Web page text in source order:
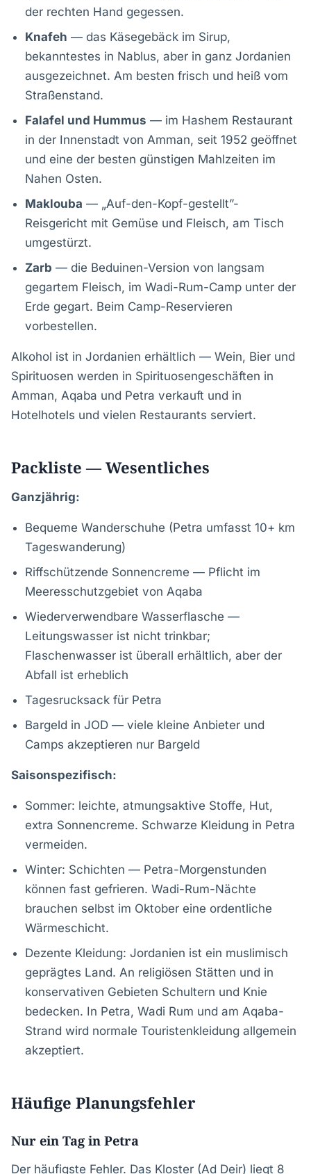
der rechten Hand gegessen.
Knafeh — das Käsegebäck im Sirup,
bekanntestes in Nablus, aber in ganz Jordanien
ausgezeichnet. Am besten frisch und heiß vom
Straßenstand.
Falafel und Hummus — im Hashem Restaurant
in der Innenstadt von Amman, seit 1952 geöffnet
und eine der besten günstigen Mahlzeiten im
Nahen Osten.
Maklouba — „Auf-den-Kopf-gestellt”-
Reisgericht mit Gemüse und Fleisch, am Tisch
umgestürzt.
Zarb — die Beduinen-Version von langsam
gegartem Fleisch, im Wadi-Rum-Camp unter der
Erde gegart. Beim Camp-Reservieren
vorbestellen.
Alkohol ist in Jordanien erhältlich — Wein, Bier und
Spirituosen werden in Spirituosengeschäften in
Amman, Aqaba und Petra verkauft und in
Hotelhotels und vielen Restaurants serviert.
Packliste — Wesentliches
Ganzjährig:
Bequeme Wanderschuhe (Petra umfasst 10+ km
Tageswanderung)
Riffschützende Sonnencreme — Pflicht im
Meeresschutzgebiet von Aqaba
Wiederverwendbare Wasserflasche —
Leitungswasser ist nicht trinkbar;
Flaschenwasser ist überall erhältlich, aber der
Abfall ist erheblich
Tagesrucksack für Petra
Bargeld in JOD — viele kleine Anbieter und
Camps akzeptieren nur Bargeld
Saisonspezifisch:
Sommer: leichte, atmungsaktive Stoffe, Hut,
extra Sonnencreme. Schwarze Kleidung in Petra
vermeiden.
Winter: Schichten — Petra-Morgenstunden
können fast gefrieren. Wadi-Rum-Nächte
brauchen selbst im Oktober eine ordentliche
Wärmeschicht.
Dezente Kleidung: Jordanien ist ein muslimisch
geprägtes Land. An religiösen Stätten und in
konservativen Gebieten Schultern und Knie
bedecken. In Petra, Wadi Rum und am Aqaba-
Strand wird normale Touristenkleidung allgemein
akzeptiert.
Häufige Planungsfehler
Nur ein Tag in Petra
Der häufigste Fehler. Das Kloster (Ad Deir) liegt 8